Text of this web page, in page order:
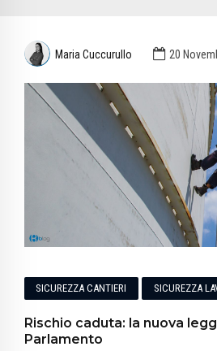
Maria Cuccurullo 20
SICUREZZA CANTIERI SICUREZZA
Rischio caduta: la nuova
Parlamento